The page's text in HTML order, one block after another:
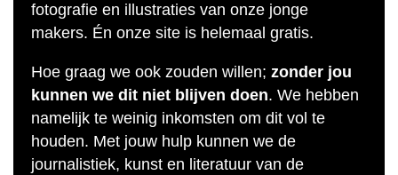
fotografie en illustraties van onze jonge
makers. Én onze site is helemaal gratis.
Hoe graag we ook zouden willen; zonder jou
kunnen we dit niet blijven doen. We hebben
namelijk te weinig inkomsten om dit vol te
houden. Met jouw hulp kunnen we de
journalistiek, kunst en literatuur van de